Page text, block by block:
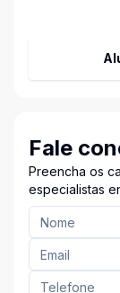
Fale
Preencha os
especialistas